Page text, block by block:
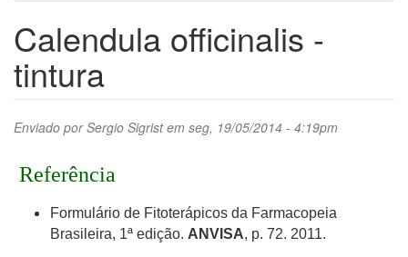
Calendula officinalis -
tintura
Enviado porSergio Sigristem seg, 19/05/2014 - 4:19pm
Referência
Formulário de Fitoterápicos da Farmacopeia
Brasileira, 1ª edição. ANVISA, p. 72. 2011.